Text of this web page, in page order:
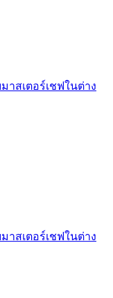
มาสเตอร์เชฟในต่าง
มาสเตอร์เชฟในต่าง